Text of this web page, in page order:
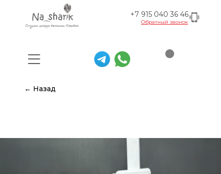
+7 915 040 36 46
Обратный звонок
← Назад